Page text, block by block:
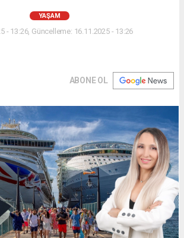
YAŞAM
- 13:26, Güncelleme: 16.11.2025 - 13:26
ABONE OL